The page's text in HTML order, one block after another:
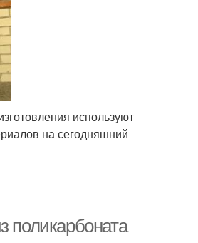
используют
на сегодняшний
поликарбоната